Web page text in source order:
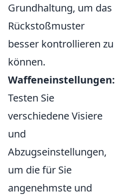
Grundhaltung, um das
Rückstoßmuster
besser kontrollieren zu
können.
Waffeneinstellungen:
Testen Sie
verschiedene Visiere
und
Abzugseinstellungen,
um die für Sie
angenehmste und